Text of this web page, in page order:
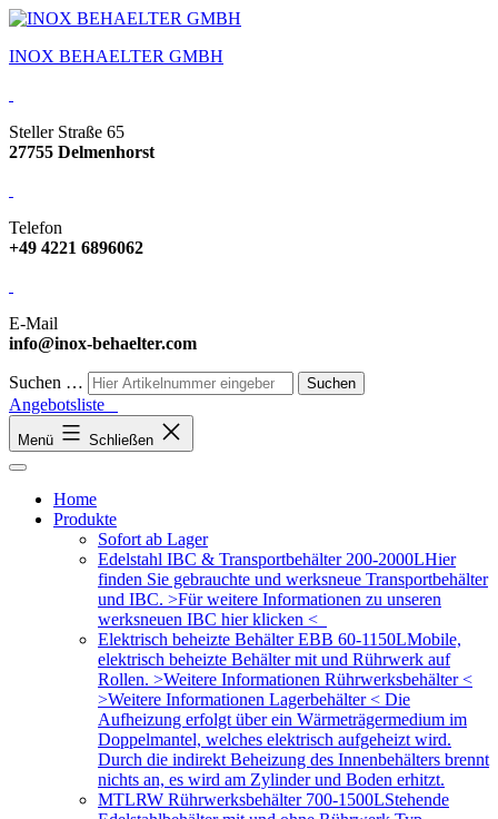
INOX BEHAELTER GMBH
Steller Straße 65
27755 Delmenhorst
Telefon
+49 4221 6896062
E-Mail
info@inox-behaelter.com
Suchen …
Angebotsliste
Menü Schließen
Home
Produkte
Sofort ab Lager
Edelstahl IBC & Transportbehälter 200-2000LHier
finden Sie gebrauchte und werksneue Transportbehälter
und IBC. >Für weitere Informationen zu unseren
werksneuen IBC hier klicken <
Elektrisch beheizte Behälter EBB 60-1150LMobile,
elektrisch beheizte Behälter mit und Rührwerk auf
Rollen. >Weitere Informationen Rührwerksbehälter <
>Weitere Informationen Lagerbehälter < Die
Aufheizung erfolgt über ein Wärmeträgermedium im
Doppelmantel, welches elektrisch aufgeheizt wird.
Durch die indirekt Beheizung des Innenbehälters brennt
nichts an, es wird am Zylinder und Boden erhitzt.
MTLRW Rührwerksbehälter 700-1500LStehende